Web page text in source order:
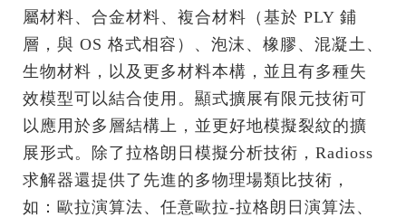
屬材料、合金材料、複合材料（基於 PLY 鋪
層，與 OS 格式相容）、泡沫、橡膠、混凝土、
生物材料，以及更多材料本構，並且有多種失
效模型可以結合使用。顯式擴展有限元技術可
以應用於多層結構上，並更好地模擬裂紋的擴
展形式。除了拉格朗日模擬分析技術，Radioss
求解器還提供了先進的多物理場類比技術，
如：歐拉演算法、任意歐拉-拉格朗日演算法、